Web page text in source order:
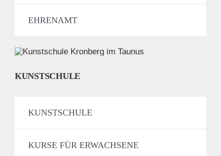
EHRENAMT
KUNSTSCHULE
KUNSTSCHULE
KURSE FÜR ERWACHSENE